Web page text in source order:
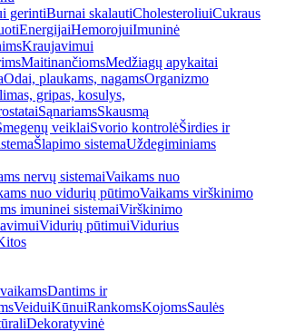
gerintiBurnai skalautiCholesteroliuiCukraus
EnergijaiHemorojuiImuninė
Kraujavimui
MaitinančiomsMedžiagų apykaitai
Odai, plaukams, nagamsOrganizmo
gripas, kosulys,
SąnariamsSkausmą
veiklaiSvorio kontrolėŠirdies ir
Šlapimo sistemaUždegiminiams
nervų sistemaiVaikams nuo
nuo vidurių pūtimoVaikams virškinimo
imuninei sistemaiVirškinimo
Vidurių pūtimuiVidurius
Dantims ir
VeiduiKūnuiRankomsKojomsSaulės
Dekoratyvinė